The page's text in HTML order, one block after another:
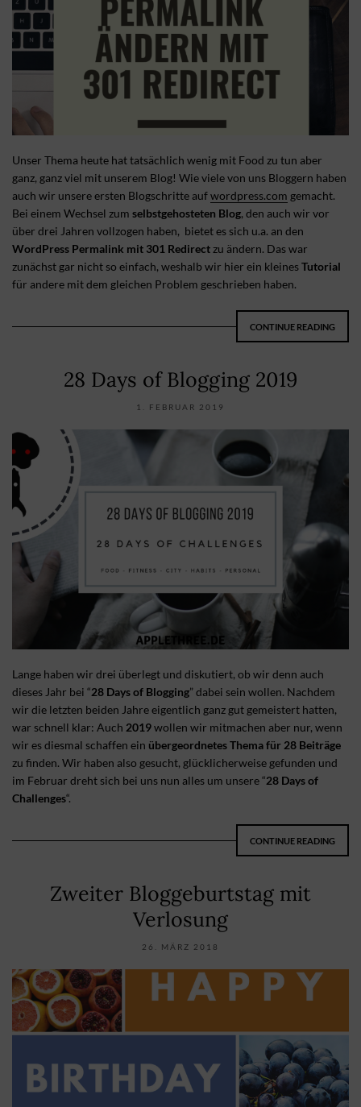
Unser Thema heute hat tatsächlich wenig mit Food zu tun aber
ganz, ganz viel mit unserem Blog! Wie viele von uns Bloggern haben
auch wir unsere ersten Blogschritte aufwordpress.com gemacht.
Bei einem Wechsel zum selbstgehosteten Blog, den auch wir vor
über drei Jahren vollzogen haben, bietet es sich u.a. an den
WordPress Permalink mit 301 Redirect zu ändern. Das war
zunächst gar nicht so einfach, weshalb wir hier ein kleinesTutorial
für andere mit dem gleichen Problem geschrieben haben.
CONTINUE READING
28 Days of Blogging 2019
1. FEBRUAR 2019
Lange haben wir drei überlegt und diskutiert, ob wir denn auch
dieses Jahr bei “28 Days of Blogging” dabei sein wollen. Nachdem
wir die letzten beiden Jahre eigentlich ganz gut gemeistert hatten,
war schnell klar: Auch 2019wollen wir mitmachen aber nur, wenn
wir es diesmal schaffen ein übergeordnetes Thema für 28 Beiträge
zu finden. Wir haben also gesucht, glücklicherweise gefunden und
im Februar dreht sich bei uns nun alles um unsere “28 Days of
Challenges“.
CONTINUE READING
Zweiter Bloggeburtstag mit
Verlosung
26. MÄRZ 2018